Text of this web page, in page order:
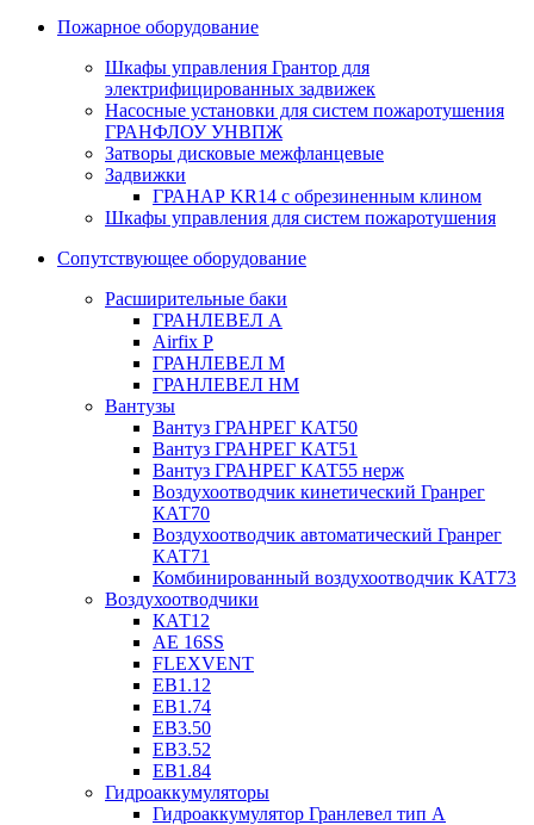
Пожарное оборудование
Шкафы управления Грантор для
электрифицированных задвижек
Насосные установки для систем пожаротушения
ГРАНФЛОУ УНВПЖ
Затворы дисковые межфланцевые
Задвижки
ГРАНАР KR14 с обрезиненным клином
Шкафы управления для систем пожаротушения
Сопутствующее оборудование
Расширительные баки
ГРАНЛЕВЕЛ А
Airfix P
ГРАНЛЕВЕЛ М
ГРАНЛЕВЕЛ НМ
Вантузы
Вантуз ГРАНРЕГ КАТ50
Вантуз ГРАНРЕГ КАТ51
Вантуз ГРАНРЕГ КАТ55 нерж
Воздухоотводчик кинетический Гранрег
КАТ70
Воздухоотводчик автоматический Гранрег
КАТ71
Комбинированный воздухоотводчик КАТ73
Воздухоотводчики
КАТ12
AE 16SS
FLEXVENT
EB1.12
EB1.74
EB3.50
EB3.52
EB1.84
Гидроаккумуляторы
Гидроаккумулятор Гранлевел тип А